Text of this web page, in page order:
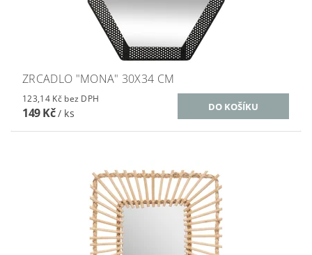
ZRCADLO "MONA" 30X34 CM
123,14 Kč bez DPH
149 Kč/ ks